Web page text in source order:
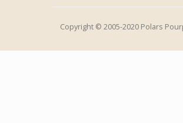
Copyright © 2005-2020 Polars